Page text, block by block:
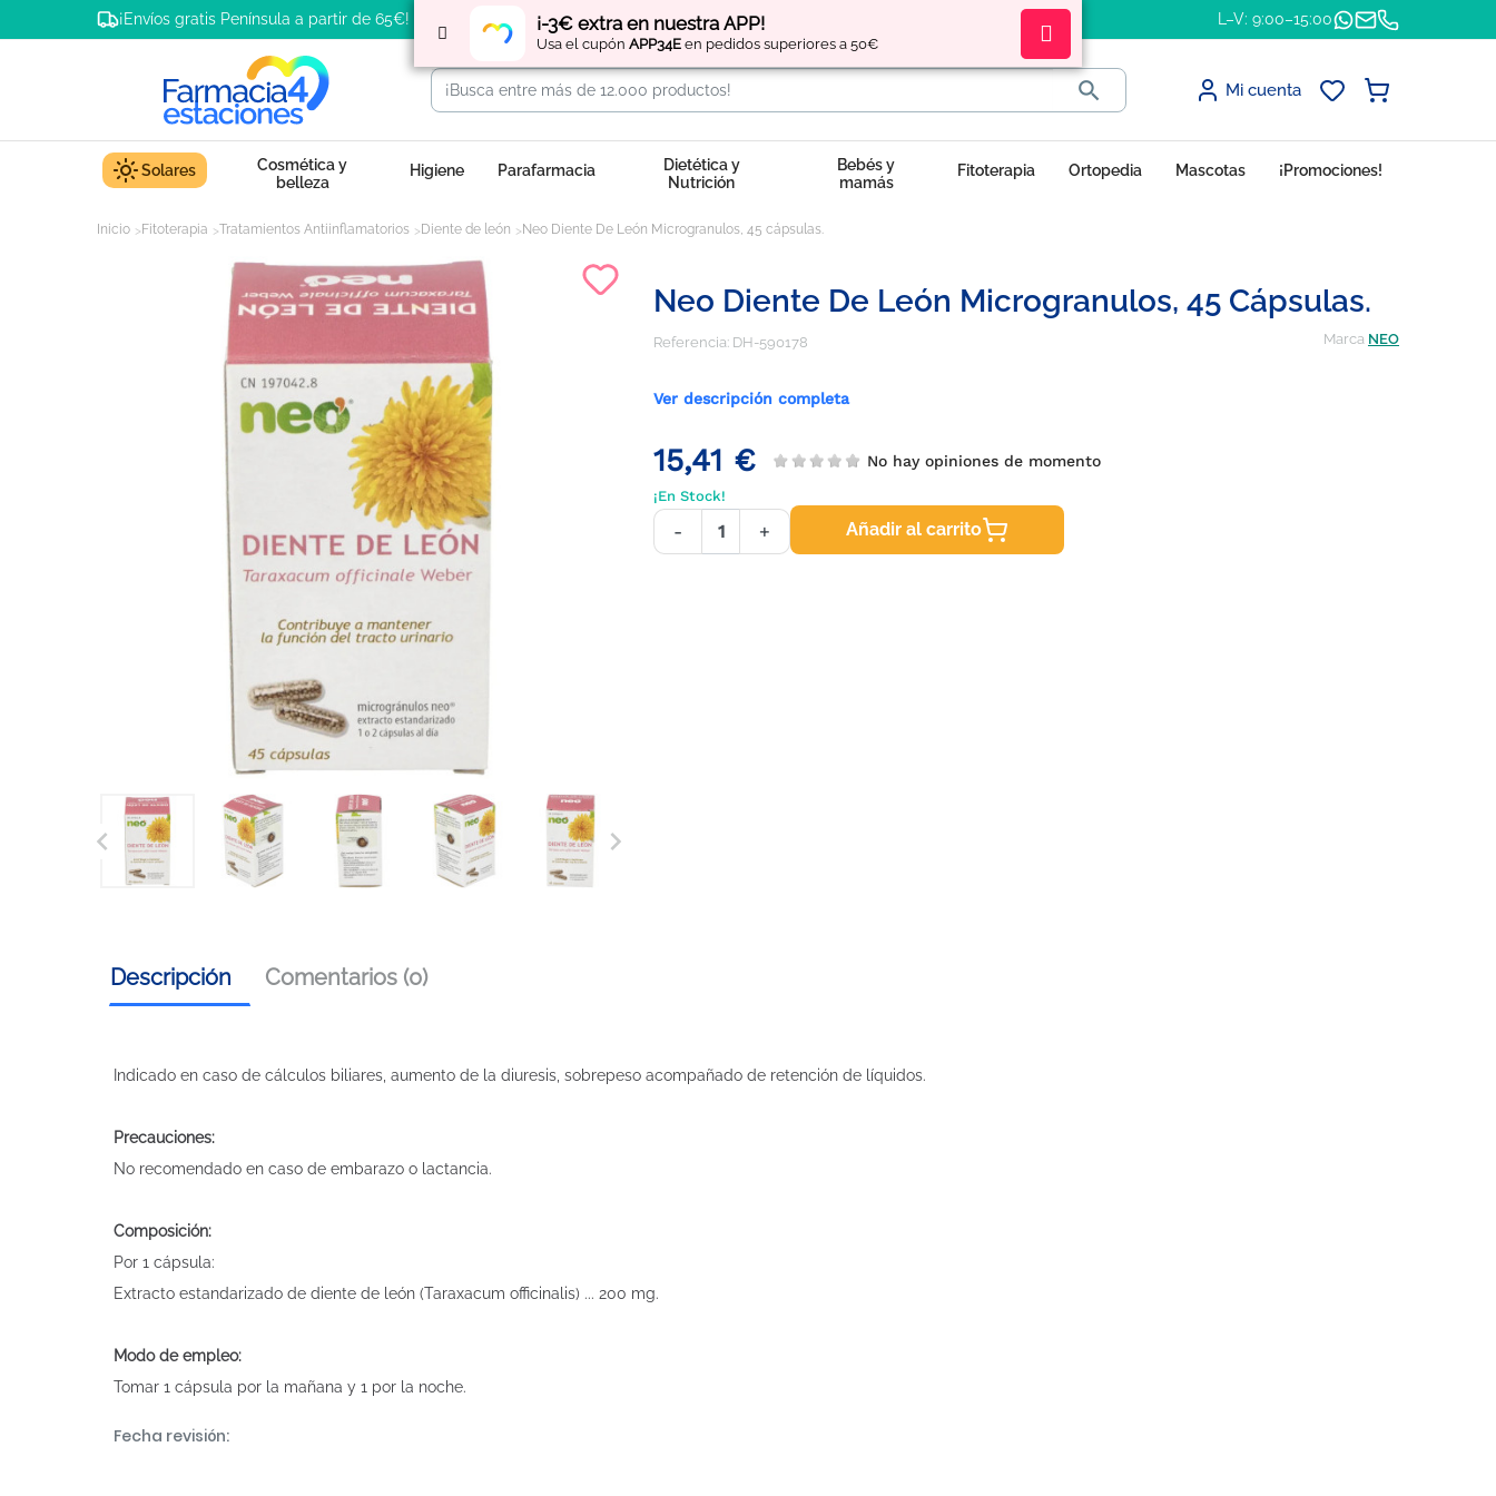
¡-3€ extra en nuestra APP!
Usa el cupón APP34E en pedidos superiores a 50€
¡Envíos gratis Península a partir de 65€! Regístratey obtén L–V: 9:00–15:00
 Mi cuenta
Solares
Cosmética y
belleza
Higiene Parafarmacia
Dietética y
Nutrición
Bebés y
mamás
Fitoterapia Ortopedia Mascotas ¡Promociones!
Inicio Fitoterapia Tratamientos Antiinflamatorios Diente de león Neo Diente De León Microgranulos, 45 cápsulas.
 
Neo Diente De León Microgranulos, 45 Cápsulas.
Referencia: DH-590178 Marca NEO
Ver descripción completa
15,41 € No hay opiniones de momento
¡En Stock!
- + Añadir al carrito
Descripción Comentarios (0)
Indicado en caso de cálculos biliares, aumento de la diuresis, sobrepeso acompañado de retención de líquidos.
Precauciones:
No recomendado en caso de embarazo o lactancia.
Composición:
Por 1 cápsula:
Extracto estandarizado de diente de león (Taraxacum officinalis) ... 200 mg.
Modo de empleo:
Tomar 1 cápsula por la mañana y 1 por la noche.
Fecha revisión: